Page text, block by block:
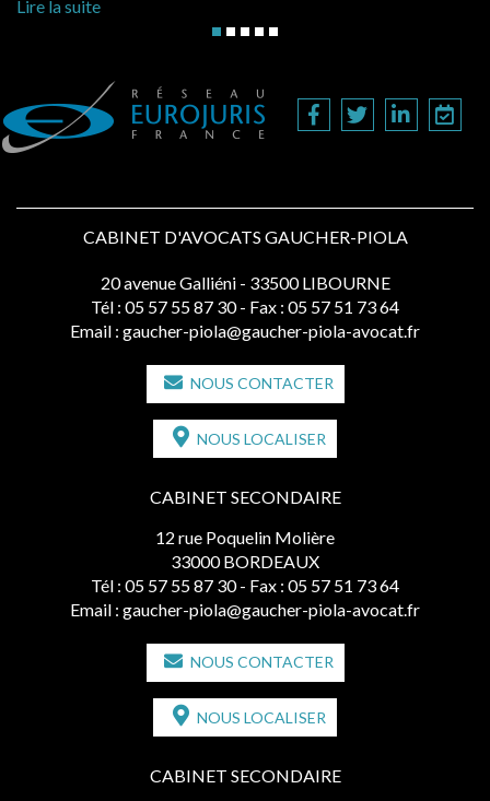
CABINET D'AVOCATS GAUCHER-PIOLA
20 avenue Galliéni - 33500 LIBOURNE
Tél : 05 57 55 87 30 - Fax : 05 57 51 73 64
Email : gaucher-piola@gaucher-piola-avocat.fr
NOUS CONTACTER
NOUS LOCALISER
CABINET SECONDAIRE
12 rue Poquelin Molière
33000 BORDEAUX
Tél : 05 57 55 87 30 - Fax : 05 57 51 73 64
Email : gaucher-piola@gaucher-piola-avocat.fr
NOUS CONTACTER
NOUS LOCALISER
CABINET SECONDAIRE